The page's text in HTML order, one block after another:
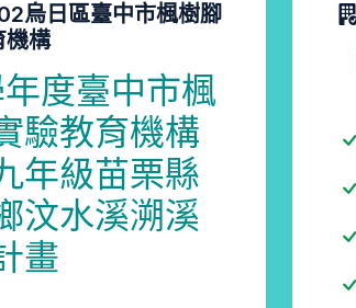
烏日區臺中市楓樹腳
機構
年度臺中市楓
驗教育機構
年級苗栗縣
汶水溪溯溪
畫